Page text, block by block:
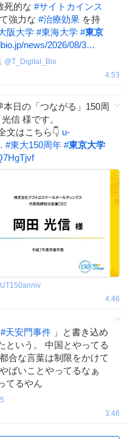
死的な #サイトカインス
強力な #治療効果 を持
阪大学 #東海大学 #東京
news/2026/08/3…
@T_Digital_Bio
4:53
日の「つながる」150周
信 様です。
文はこちら👇 u-
#東大150周年 #東京大学
UT150anniv
4:46
#天安門事件 」と書き込め
という。 中国とやってる
合な言葉は制限をかけて
ばいことやってるなぁ
てるやん
3:46